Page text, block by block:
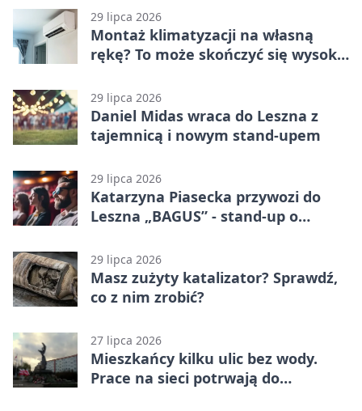
29 lipca 2026
Montaż klimatyzacji na własną
rękę? To może skończyć się wysoką
29 lipca 2026
Daniel Midas wraca do Leszna z
tajemnicą i nowym stand-upem
29 lipca 2026
Katarzyna Piasecka przywozi do
Leszna „BAGUS” - stand-up o
29 lipca 2026
Masz zużyty katalizator? Sprawdź,
co z nim zrobić?
27 lipca 2026
Mieszkańcy kilku ulic bez wody.
Prace na sieci potrwają do